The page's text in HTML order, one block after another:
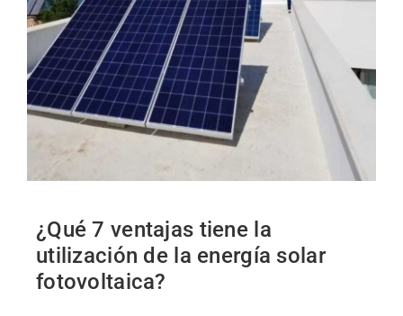
¿Qué 7 ventajas tiene la
utilización de la energía solar
fotovoltaica?